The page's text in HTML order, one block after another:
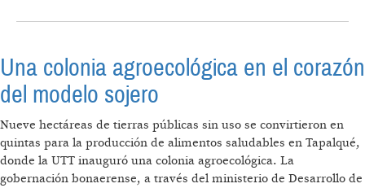
MERCADO DE LAS ECONOMÍAS
Y LA CIUDAD DE ROSARIO COMO CASOS
TESTIGO
Una colonia agroecológica en el corazón
del modelo sojero
Nueve hectáreas de tierras públicas sin uso se convirtieron en
quintas para la producción de alimentos saludables en Tapalqué,
donde la UTT inauguró una colonia agroecológica. La
gobernación bonaerense, a través del ministerio de Desarrollo de